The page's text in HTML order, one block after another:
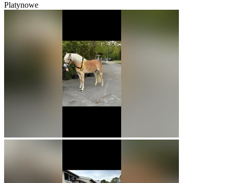
Platynowe